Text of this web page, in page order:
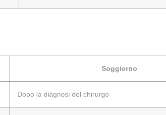
Soggiorno
Dopo la diagnosi del chirurgo